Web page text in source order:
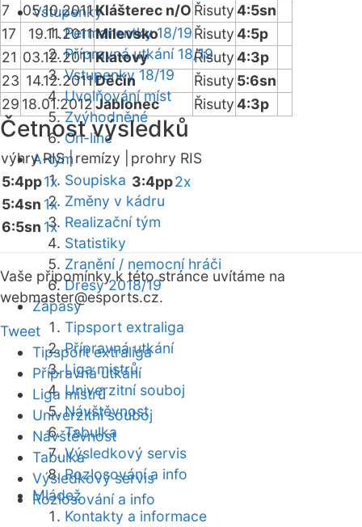
Vstupenky
Permanentky 18/19
Přípravná utkání 18/19
Vstupenky 18/19
Uvolňování míst
Zvýhodněné
On-line
A-tým
Soupiska
Změny v kádru
Realizační tým
Statistiky
Zranění / nemocní hráči
Dresy 2018/19
Zápasy
Tipsport extraliga
Přípravná utkání
Liga mistrů
Univerzitní souboj
Návštěvnost
Tabulka
Výsledkový servis
Rozlosování a info
Mládež
Kontakty a informace
7 05.10.2011Klášterec n/O Řisuty4:5sn
17
19.11.2011Milevsko Řisuty4:5p
21 03.12.2011Klatovy Řisuty4:3p
23 14.12.2011Děčín Řisuty 5:6sn
29 18.01.2012Jablonec Řisuty4:3p
Četnost výsledků
výhry RIS |remízy |
prohry RIS
5:4pp1x
5:4sn 1x
6:5sn 1x
3:4pp2x
Vaše připomínky k této stránce uvítáme na
webmaster@esports.cz.
Tweet
Tipsport extraliga
Přípravná utkání
Liga mistrů
Univerzitní souboj
Návštěvnost
Tabulka
Výsledkový servis
Rozlosování a info